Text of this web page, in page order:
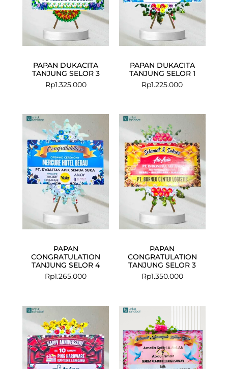
PAPAN DUKACITA
TANJUNG SELOR 3
Rp1.325.000
PAPAN DUKACITA
TANJUNG SELOR 1
Rp1.225.000
PAPAN
CONGRATULATION
TANJUNG SELOR 4
Rp1.265.000
PAPAN
CONGRATULATION
TANJUNG SELOR 3
Rp1.350.000